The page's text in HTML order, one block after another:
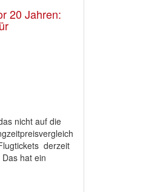
20 Jahren:
nicht auf die
derzeit
hat ein